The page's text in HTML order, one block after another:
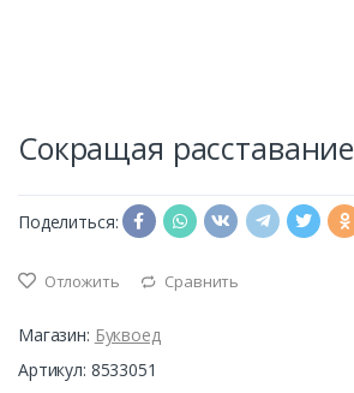
Сокращая расставание
Поделиться:
Отложить Сравнить
Магазин: Буквоед
Артикул: 8533051